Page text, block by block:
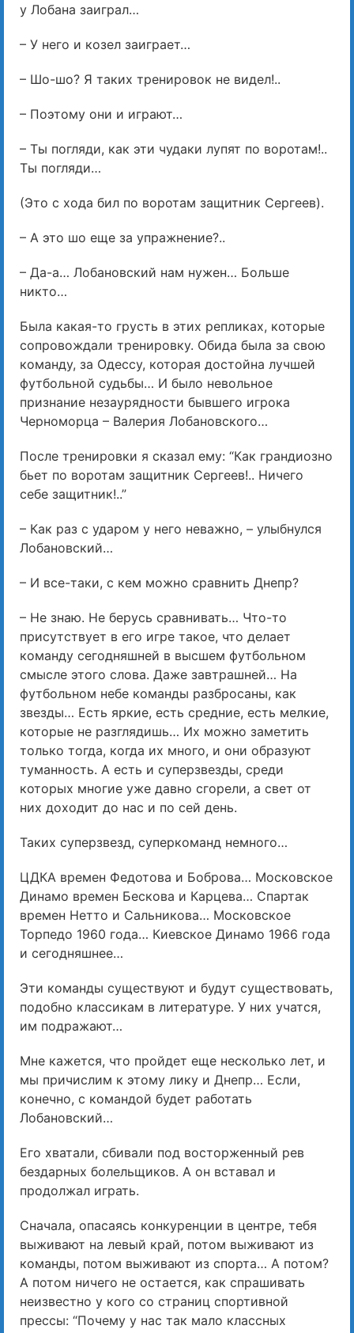
у Лобана заиграл…
– У него и козел заиграет…
– Шо-шо? Я таких тренировок не видел!..
– Поэтому они и играют…
– Ты погляди, как эти чудаки лупят по воротам!..
Ты погляди…
(Это с хода бил по воротам защитник Сергеев).
– А это шо еще за упражнение?..
– Да-а… Лобановский нам нужен… Больше
никто…
Была какая-то грусть в этих репликах, которые
сопровождали тренировку. Обида была за свою
команду, за Одессу, которая достойна лучшей
футбольной судьбы… И было невольное
признание незаурядности бывшего игрока
Черноморца – Валерия Лобановского…
После тренировки я сказал ему: “Как грандиозно
бьет по воротам защитник Сергеев!.. Ничего
себе защитник!..”
– Как раз с ударом у него неважно, – улыбнулся
Лобановский…
– И все-таки, с кем можно сравнить Днепр?
– Не знаю. Не берусь сравнивать… Что-то
присутствует в его игре такое, что делает
команду сегодняшней в высшем футбольном
смысле этого слова. Даже завтрашней… На
футбольном небе команды разбросаны, как
звезды… Есть яркие, есть средние, есть мелкие,
которые не разглядишь… Их можно заметить
только тогда, когда их много, и они образуют
туманность. А есть и суперзвезды, среди
которых многие уже давно сгорели, а свет от
них доходит до нас и по сей день.
Таких суперзвезд, суперкоманд немного…
ЦДКА времен Федотова и Боброва… Московское
Динамо времен Бескова и Карцева… Спартак
времен Нетто и Сальникова… Московское
Торпедо 1960 года… Киевское Динамо 1966 года
и сегодняшнее…
Эти команды существуют и будут существовать,
подобно классикам в литературе. У них учатся,
им подражают…
Мне кажется, что пройдет еще несколько лет, и
мы причислим к этому лику и Днепр… Если,
конечно, с командой будет работать
Лобановский…
Его хватали, сбивали под восторженный рев
бездарных болельщиков. А он вставал и
продолжал играть.
Сначала, опасаясь конкуренции в центре, тебя
выживают на левый край, потом выживают из
команды, потом выживают из спорта… А потом?
А потом ничего не остается, как спрашивать
неизвестно у кого со страниц спортивной
прессы: “Почему у нас так мало классных